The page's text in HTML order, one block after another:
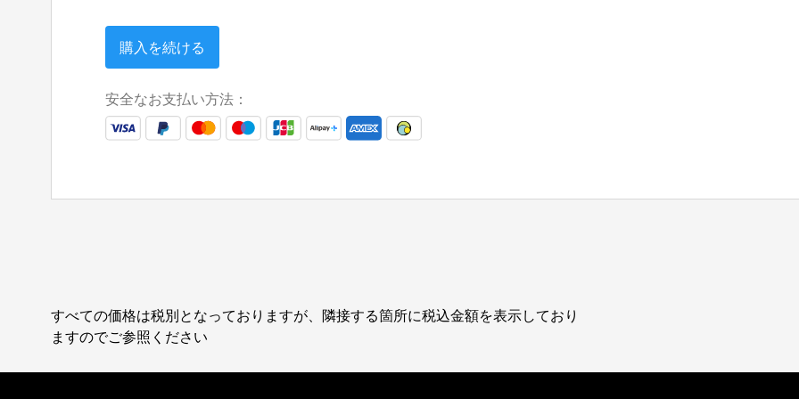
購入を続ける
安全なお支払い方法：
すべての価格は税別となっておりますが、隣接する箇所に税込金額を表示しており
ますのでご参照ください